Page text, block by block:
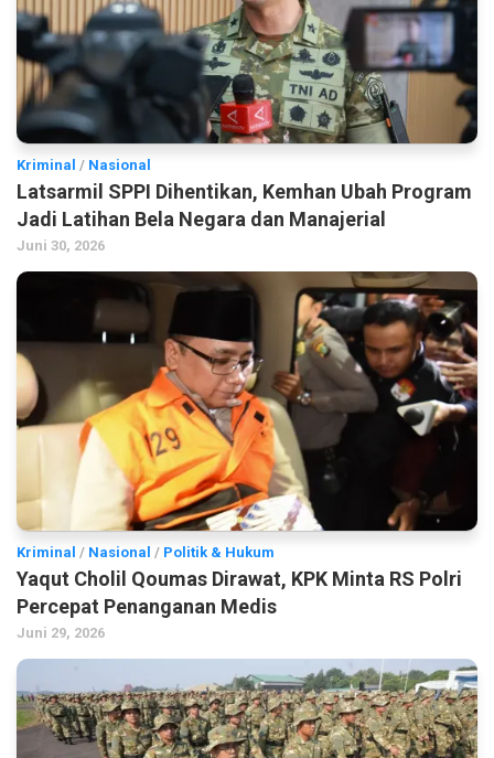
Kriminal / Nasional
Latsarmil SPPI Dihentikan, Kemhan Ubah Program
Jadi Latihan Bela Negara dan Manajerial
Juni 30, 2026
Kriminal / Nasional / Politik & Hukum
Yaqut Cholil Qoumas Dirawat, KPK Minta RS Polri
Percepat Penanganan Medis
Juni 29, 2026